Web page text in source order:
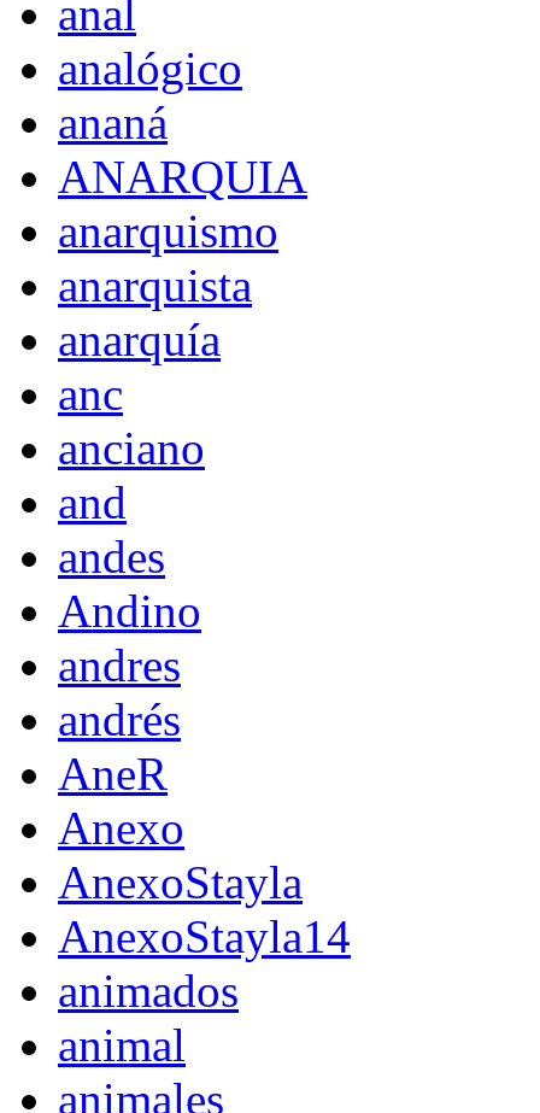
anal
analógico
ananá
ANARQUIA
anarquismo
anarquista
anarquía
anc
anciano
and
andes
Andino
andres
andrés
AneR
Anexo
AnexoStayla
AnexoStayla14
animados
animal
animales